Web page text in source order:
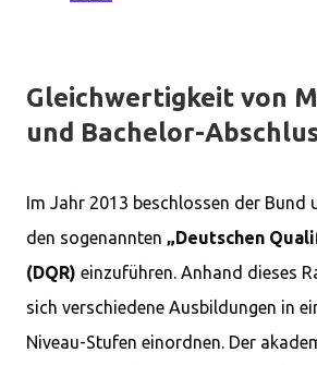
Gleichwertigkeit von
und Bachelor-
Im Jahr 2013 beschlossen der Bund
den sogenannten „Deutschen
(DQR) einzuführen. Anhand dieses
sich verschiedene Ausbildungen in
Niveau-Stufen einordnen. Der